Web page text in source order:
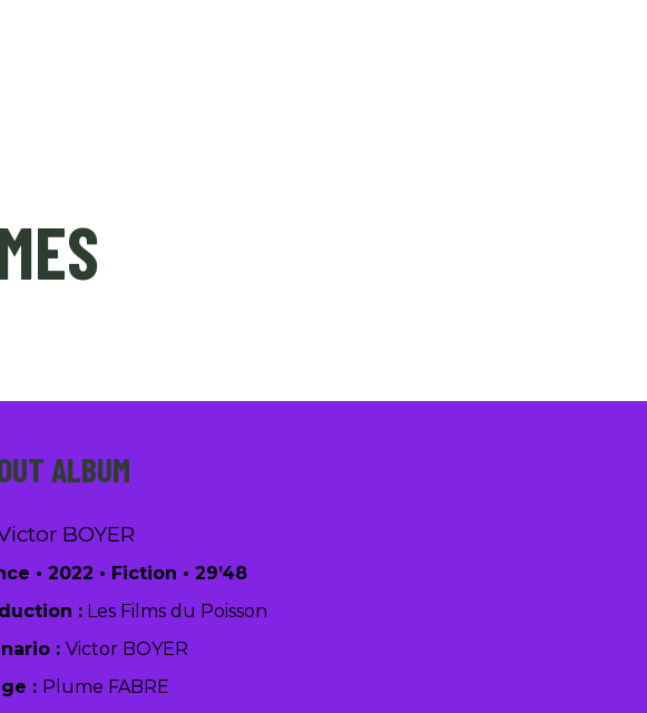
ALBUM
BOYER
• 2022 • Fiction • 29’48
: Les Films du Poisson
: Victor BOYER
: Plume FABRE